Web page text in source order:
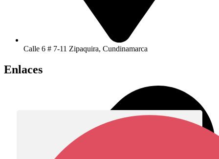
Calle 6 # 7-11 Zipaquira, Cundinamarca
Enlaces